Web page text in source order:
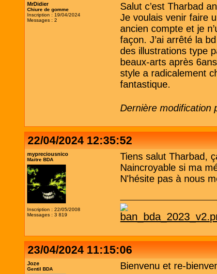
MrDidier
Chiure de gomme
Inscription : 19/04/2024
Messages : 2
Salut c’est Tharbad
Je voulais venir faire
ancien compte et je
façon. J’ai arrêté la
des illustrations type
beaux-arts après
style a radicalement
fantastique.
Dernière modification
22/04/2024 12:35:52
mypreciousnico
Maitre BDA
Inscription : 22/05/2008
Messages : 3 819
Tiens salut Tharbad,
Naincroyable si ma
N'hésite pas à nous
23/04/2024 11:15:06
Joze
Gentil BDA Bienvenu et re-